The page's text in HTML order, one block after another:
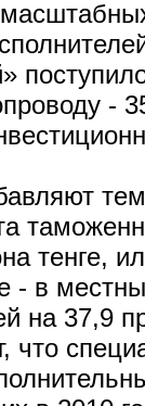
-
тенге,
- в
на 37,9
что